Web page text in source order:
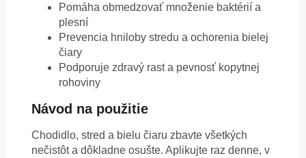
Pomáha obmedzovať množenie baktérií a
plesní
Prevencia hniloby stredu a ochorenia bielej
čiary
Podporuje zdravý rast a pevnosť kopytnej
rohoviny
Návod na použitie
Chodidlo, stred a bielu čiaru zbavte všetkých
nečistôt a dôkladne osušte. Aplikujte raz denne, v